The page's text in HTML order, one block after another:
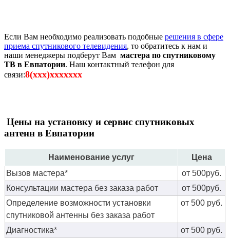
Если Вам необходимо реализовать подобные решения в сфере
приема спутникового телевидения, то обратитесь к нам и
наши менеджеры подберут Вам мастера по спутниковому
ТВ в Евпатории. Наш контактный телефон для
связи:8(xxx)xxxxxxx
Цены на установку и сервис спутниковых
антенн в Евпатории
Наименование услуг
Цена
Вызов мастера*
от 500руб.
Консультации мастера без заказа работ
от 500руб.
Определение возможности установки
спутниковой антенны без заказа работ
от 500 руб.
Диагностика*
от 500 руб.